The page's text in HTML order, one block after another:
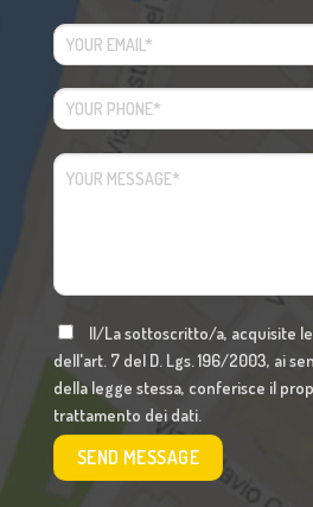
Il/La sottoscritto/a, acquisite
dell'art. 7 del D. Lgs. 196/2003, ai
della legge stessa, conferisce il
trattamento dei dati.